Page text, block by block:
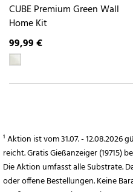
CUBE Premium Green Wall
Home Kit
99,99 €
¹ Aktion ist vom 31.07. -
reicht. Gratis Gießanzeiger (19715)
Die Aktion umfasst alle Substrate.
oder offene Bestellungen. Keine